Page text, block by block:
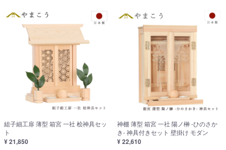
組子細工扉 薄型 箱宮 一社 桧神具セッ
ト
¥ 21,850
神棚 薄型 箱宮 一社 陽ノ榊 -ひのさか
き- 神具付きセット 壁掛け モダン
¥ 22,610